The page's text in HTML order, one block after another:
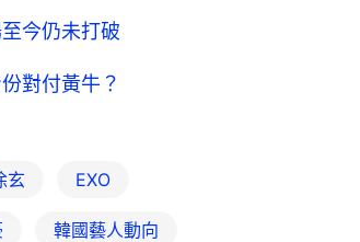
今仍未打破
對付黃牛？
玄 EXO
韓國藝人動向